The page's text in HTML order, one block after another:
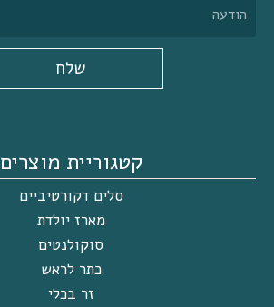
שלח
קטגוריית מוצרים
סלים דקורטיביים
מארז יולדת
סוקולנטים
כתר לראש
זר בכלי